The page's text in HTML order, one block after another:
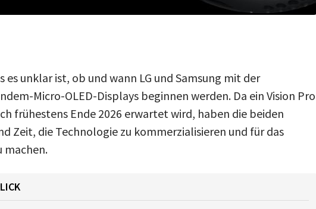
es unklar ist, ob und wann LG und Samsung mit der
Micro-OLED-Displays beginnen werden. Da ein Vision Pro
frühestens Ende 2026 erwartet wird, haben die beiden
Zeit, die Technologie zu kommerzialisieren und für das
machen.